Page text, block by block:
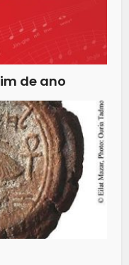
de ano